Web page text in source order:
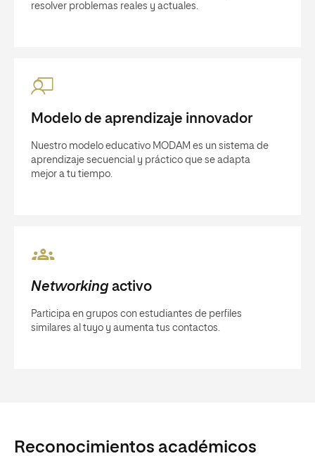
resolver problemas reales y actuales.
Modelo de aprendizaje innovador
Nuestro modelo educativo MODAM es un sistema de
aprendizaje secuencial y práctico que se adapta
mejor a tu tiempo.
Networkingactivo
Participa en grupos con estudiantes de perfiles
similares al tuyo y aumenta tus contactos.
Reconocimientos académicos